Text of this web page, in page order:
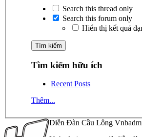
Search this thread only
Search this forum only
Hiển thị kết quả
Tìm kiếm hữu ích
Recent Posts
Thêm...
Diễn Đàn Cầu Lông